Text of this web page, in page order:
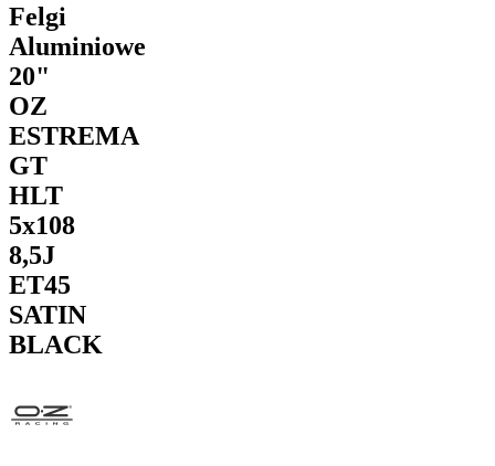
Felgi
Aluminiowe
20"
OZ
ESTREMA
GT
HLT
5x108
8,5J
ET45
SATIN
BLACK